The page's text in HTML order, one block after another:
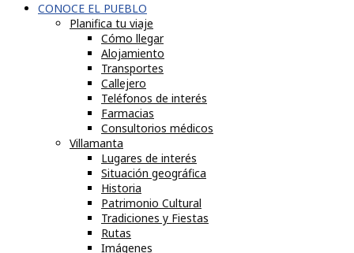
CONOCE EL PUEBLO
Planifica tu viaje
Cómo llegar
Alojamiento
Transportes
Callejero
Teléfonos de interés
Farmacias
Consultorios médicos
Villamanta
Lugares de interés
Situación geográfica
Historia
Patrimonio Cultural
Tradiciones y Fiestas
Rutas
Imágenes